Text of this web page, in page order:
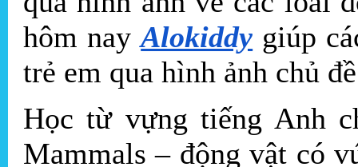
hôm nayAlokiddy giúp
trẻ em qua hình ảnh chủ
Học từ vựng tiếng Anh
Mammals – động vật có